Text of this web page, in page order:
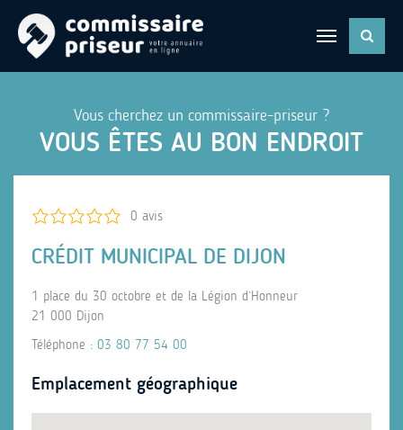
Vous cherchez un commissaire-priseur ?
VOUS ÊTES AU BON ENDROIT
0 avis
CRÉDIT MUNICIPAL DE DIJON
1 place du 30 octobre et de la Légion d’Honneur
21 000 Dijon
Téléphone : 03 80 77 54 00
Emplacement géographique